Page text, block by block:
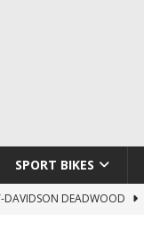
SPORT BIKES
DAVIDSON DEADWOOD